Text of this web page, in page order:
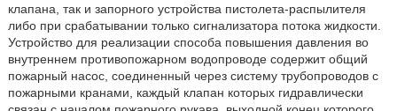
клапана, так и запорного устройства пистолета-распылителя
либо при срабатывании только сигнализатора потока жидкости.
Устройство для реализации способа повышения давления во
внутреннем противопожарном водопроводе содержит общий
пожарный насос, соединенный через систему трубопроводов с
пожарными кранами, каждый клапан которых гидравлически